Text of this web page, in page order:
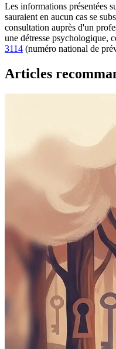
Les informations présentées
sauraient en aucun cas se
consultation auprès d'un
une détresse psychologique,
3114 (numéro national de
Articles